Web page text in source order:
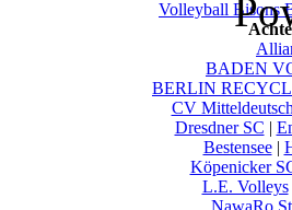
Volleyball Bisons
BADEN
BERLIN
CV
Dresdner SC |
Bestensee|
Köpenicker
L.E. Volleys
NawaRo